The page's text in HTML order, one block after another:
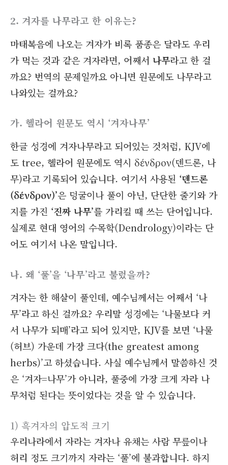
2. 겨자를 나무라고 한 이유는?
마태복음에 나오는 겨자가 비록 품종은 달라도 우리
가 먹는 것과 같은 겨자라면, 어째서 나무라고 한 걸
까요? 번역의 문제일까요 아니면 원문에도 나무라고
나와있는 걸까요?
가. 헬라어 원문도 역시 ‘겨자나무’
한글 성경에 겨자나무라고 되어있는 것처럼, KJV에
도 tree, 헬라어 원문에도 역시 δένδρον(덴드론, 나
무)라고 기록되어 있습니다. 여기서 사용된 ‘덴드론
(δένδρον)’은 덩굴이나 풀이 아닌, 단단한 줄기와 가
지를 가진 ‘진짜 나무’를 가리킬 때 쓰는 단어입니다.
실제로 현대 영어의 수목학(Dendrology)이라는 단
어도 여기서 나온 말입니다.
나. 왜 ‘풀’을 ‘나무’라고 불렀을까?
겨자는 한 해살이 풀인데, 예수님께서는 어째서 ‘나
무’라고 하신 걸까요? 우리말 성경에는 ‘나물보다 커
서 나무가 되매’라고 되어 있지만, KJV를 보면 ‘나물
(허브) 가운데 가장 크다(the greatest among
herbs)’고 하셨습니다. 사실 예수님께서 말씀하신 것
은 ‘겨자=나무’가 아니라, 풀중에 가장 크게 자라 나
무처럼 된다는 뜻이었다는 것을 알 수 있습니다.
1) 흑겨자의 압도적 크기
우리나라에서 자라는 겨자나 유채는 사람 무릎이나
허리 정도 크기까지 자라는 ‘풀’에 불과합니다. 하지